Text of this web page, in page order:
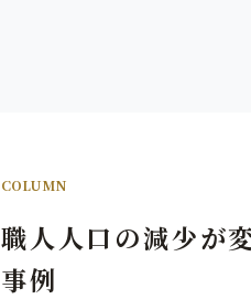
COLUMN
職人人口の減少が
事例